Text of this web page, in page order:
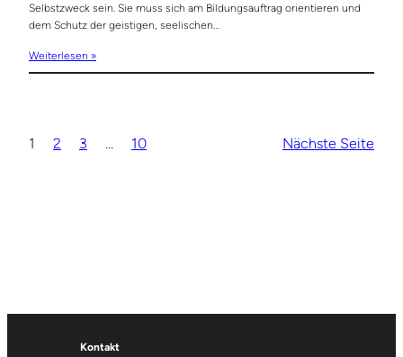
Selbstzweck sein. Sie muss sich am Bildungsauftrag orientieren und
dem Schutz der geistigen, seelischen…
Weiterlesen »
1 2 3 … 10 Nächste Seite
Kontakt